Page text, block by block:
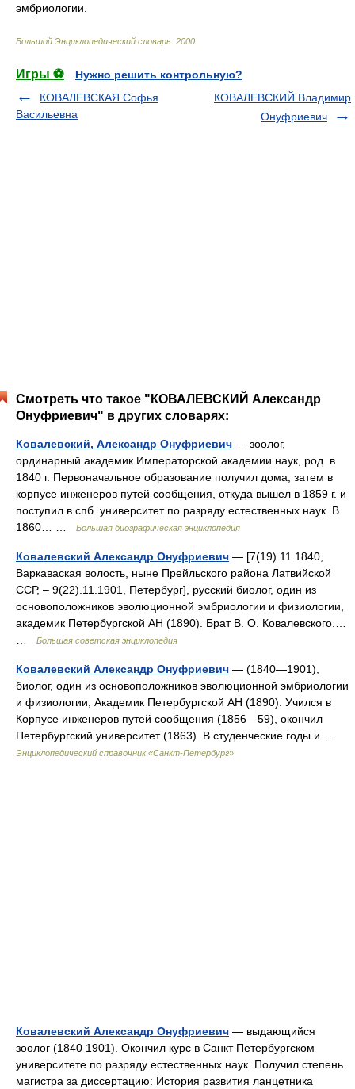
эмбриологии.
Большой Энциклопедический словарь 2000
Игры ⚽
Нужно решить контрольную?
КОВАЛЕВСКАЯ Софья
Васильевна
КОВАЛЕВСКИЙ Владимир
Онуфриевич
Смотреть что такое "КОВАЛЕВСКИЙ Александр
Онуфриевич" в других словарях:
Ковалевский, Александр Онуфриевич — зоолог,
ординарный академик Императорской академии наук, род. в
1840 г. Первоначальное образование получил дома, затем в
корпусе инженеров путей сообщения, откуда вышел в 1859 г. и
поступил в спб. университет по разряду естественных наук. В
1860… …
Большая биографическая энциклопедия
Ковалевский Александр Онуфриевич — [7(19).11.1840,
Варкаваская волость, ныне Прейльского района Латвийской
ССР, ‒ 9(22).11.1901, Петербург], русский биолог, один из
основоположников эволюционной эмбриологии и физиологии,
академик Петербургской АН (1890). Брат В. О. Ковалевского.…
Большая советская энциклопедия
Ковалевский Александр Онуфриевич — (1840—1901),
биолог, один из основоположников эволюционной эмбриологии
и физиологии, Академик Петербургской АН (1890). Учился в
Корпусе инженеров путей сообщения (1856—59), окончил
Петербургский университет (1863). В студенческие годы и …
Энциклопедический справочник «Санкт-Петербург»
Ковалевский Александр Онуфриевич — выдающийся
зоолог (1840 1901). Окончил курс в Санкт Петербургском
университете по разряду естественных наук. Получил степень
магистра за диссертацию: История развития ланцетника